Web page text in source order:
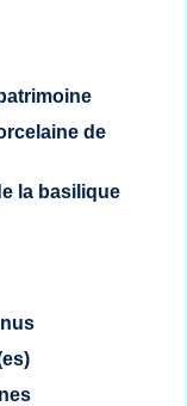
de
la basilique